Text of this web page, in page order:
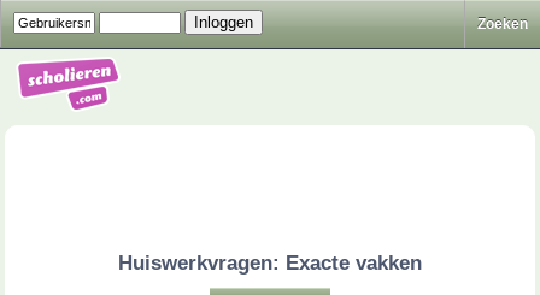
Zoeken
Huiswerkvragen: Exacte vakken